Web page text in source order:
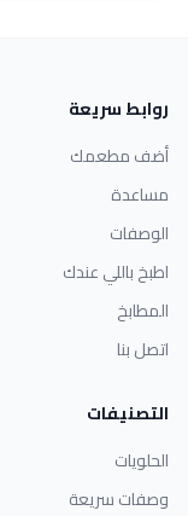
روابط سريعة
أضف مطعمك
مساعدة
الوصفات
اطبخ باللي عندك
المطابخ
اتصل بنا
التصنيفات
الحلويات
وصفات سريعة